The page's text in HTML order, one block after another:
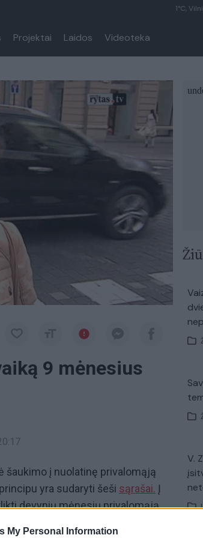
My Personal Information
1°C,
Projektai Laidos Videoteka
9 mėnesius
šaukimo į nuolatinę privalomąją
yra sudaryti šeši sąrašai. Į
devynių mėnesių privalomąją
sistema atrinkti 36 825 karo
V.